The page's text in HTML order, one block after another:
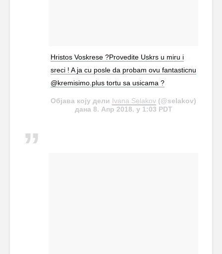
Hristos Voskrese ?Provedite Uskrs u miru i
sreci ! A ja cu posle da probam ovu fantasticnu
@kremisimo.plus tortu sa usicama ?
Објава коју дели Ivana Selakov (@selakov)
дана 8. Апр 2018. у 1:03 PDT